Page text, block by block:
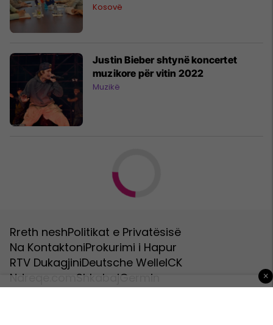
Kosovë
Justin Bieber shtynë koncertet
muzikore për vitin 2022
Muzikë
Kosovë
Zbulohen specifikat e smartphonet
Honor Play 5
Paisjet Smart ×